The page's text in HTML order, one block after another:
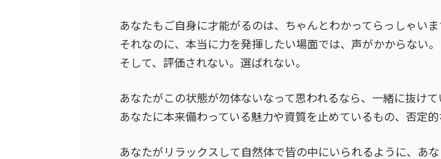
あなたもご自身に才能がるのは、ちゃんとわかってらっしゃいま
それなのに、本当に力を発揮したい場面では、声がかからない。
そして、評価されない。選ばれない。
あなたがこの状態が勿体ないなって思われるなら、一緒に抜けて
あなたに本来備わっている魅力や資質を止めているもの、否定
あなたがリラックスして自然体で皆の中にいられるように、あ